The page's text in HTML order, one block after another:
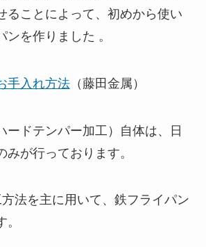
ることによって、初めから使い
を作りました 。
手入れ方法（藤田金属）
ードテンパー加工）自体は、日
みが行っております。
法を主に用いて、鉄フライパン